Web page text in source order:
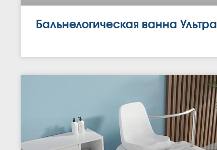
Бальнелогическая ванна Ультра